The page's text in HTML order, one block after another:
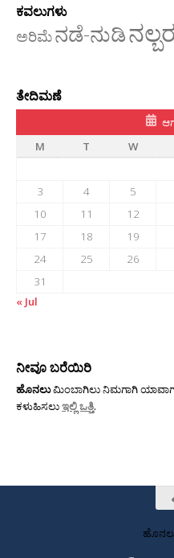
ಕವಲುಗಳು
ಅರಿಮೆನಡೆ-ನುಡಿ
ತೇದಿಮಣೆ
M
T W
3
4 5
10
11 12
17
18 19
24
25 26
31
« Jul
ನೀವೂ ಬರೆಯಿರಿ
ಹೊನಲುಮಿಂಬಾಗಿಲು ನಿಮಗಾಗಿ
ಕಳುಹಿಸಲುಇಲ್ಲಿ ಒತ್ತಿ.